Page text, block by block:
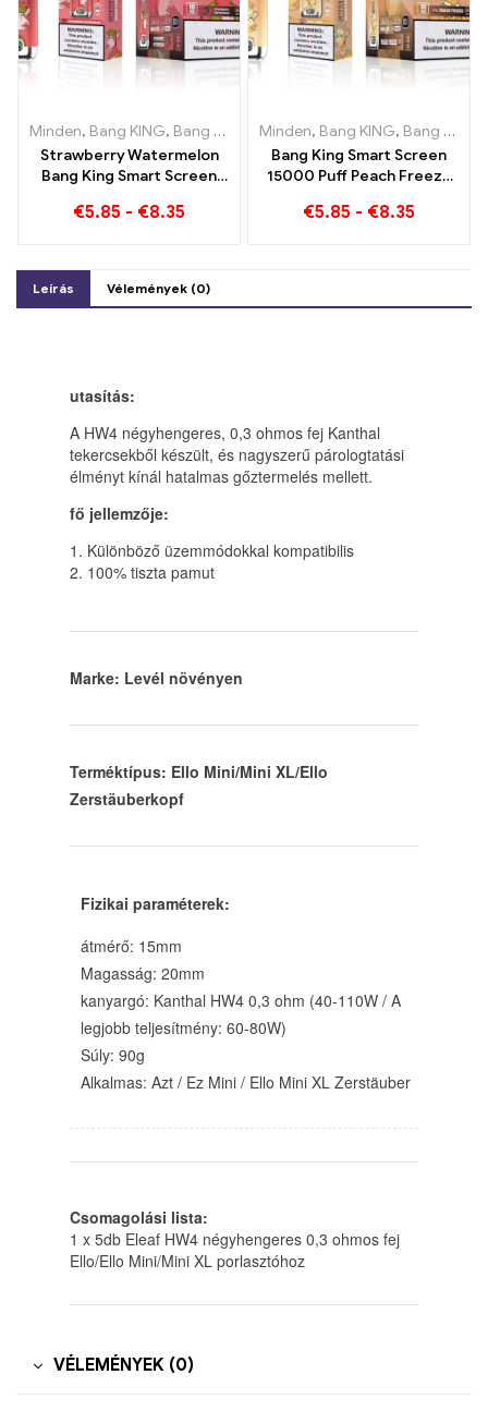
Minden, Bang KING, Bang King Smart Screen 15000 Pöfékel ,
Strawberry Watermelon
Bang King Smart Screen
gyümölcsök pihentető
€5.85 - €8.35
Minden, Bang KING, Bang King Smart Screen 15000 Pöfékel
Bang King Smart Screen
15000 Puff Peach Freeze
€5.85 - €8.35
Leírás Vélemények (0)
utasítás:
A HW4 négyhengeres, 0,3 ohmos fej Kanthal
tekercsekből készült, és nagyszerű párologtatási
élményt kínál hatalmas gőztermelés mellett.
fő jellemzője:
1. Különböző üzemmódokkal kompatibilis
2. 100% tiszta pamut
Marke: Levél növényen
Terméktípus: Ello Mini/Mini XL/Ello
Zerstäuberkopf
Fizikai paraméterek:
átmérő: 15mm
Magasság: 20mm
kanyargó: Kanthal HW4 0,3 ohm (40-110W / A
legjobb teljesítmény: 60-80W)
Súly: 90g
Alkalmas: Azt / Ez Mini / Ello Mini XL Zerstäuber
Csomagolási lista:
1 x 5db Eleaf HW4 négyhengeres 0,3 ohmos fej
Ello/Ello Mini/Mini XL porlasztóhoz
VÉLEMÉNYEK (0)